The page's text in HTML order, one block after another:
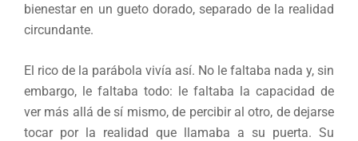
bienestar en un gueto dorado, separado de la realidad
circundante.
El rico de la parábola vivía así. No le faltaba nada y, sin
embargo, le faltaba todo: le faltaba la capacidad de
ver más allá de sí mismo, de percibir al otro, de dejarse
tocar por la realidad que llamaba a su puerta. Su